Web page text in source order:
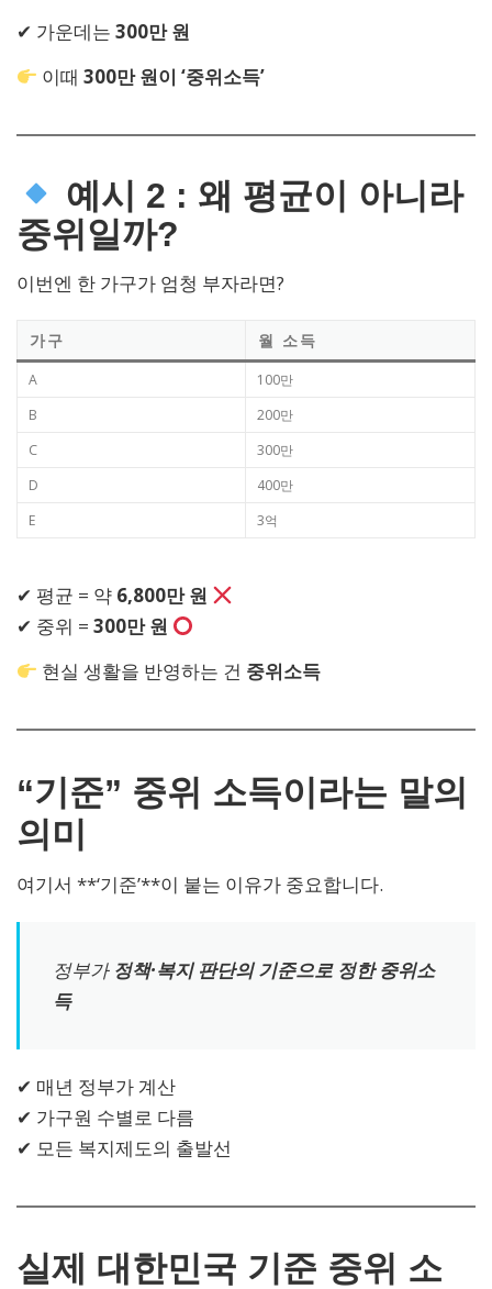
✔ 가운데는 300만 원
이때300만 원이 ‘중위소득’
예시 2 : 왜 평균이 아니라
중위일까?
이번엔 한 가구가 엄청 부자라면?
가구 월 소득
A
100만
B
200만
C
300만
D
400만
E
3억
✔ 평균 = 약 6,800만 원
✔ 중위 = 300만 원
현실 생활을 반영하는 건 중위소득
“기준” 중위 소득이라는 말의
의미
여기서 **‘기준’**이 붙는 이유가 중요합니다.
정부가 정책·복지 판단의 기준으로 정한 중위소
득
✔ 매년 정부가 계산
✔ 가구원 수별로 다름
✔ 모든 복지제도의 출발선
실제 대한민국 기준 중위 소